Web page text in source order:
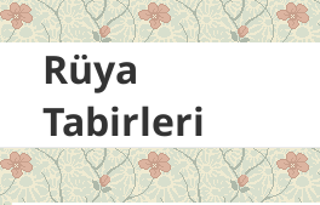
Rüya
Tabirleri